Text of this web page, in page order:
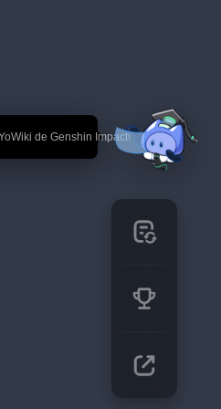
de Genshin Impact!